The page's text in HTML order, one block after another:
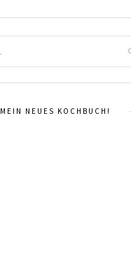
MEIN NEUES KOCHBUCH!